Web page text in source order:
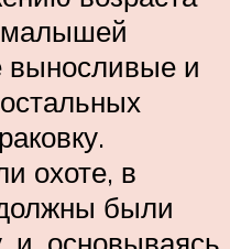
малышей
и
охоте, в
были
и, основываясь